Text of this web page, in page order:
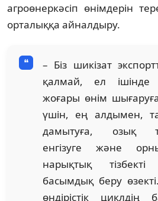
агроөнеркәсіп өнімдерін
орталыққа айналдыру.
– Біз шикізат
қалмай, ел ішінде
жоғары өнім
үшін, ең алдымен,
дамытуға, озық
енгізуге және
нарықтық тізбекті
басымдық беру
өндірістік циклдің